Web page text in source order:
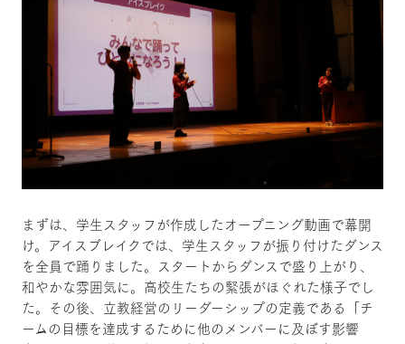
まずは、学生スタッフが作成したオープニング動画で幕開
け。アイスブレイクでは、学生スタッフが振り付けたダンス
を全員で踊りました。スタートからダンスで盛り上がり、
和やかな雰囲気に。高校生たちの緊張がほぐれた様子でし
た。その後、立教経営のリーダーシップの定義である「チ
ームの目標を達成するために他のメンバーに及ぼす影響